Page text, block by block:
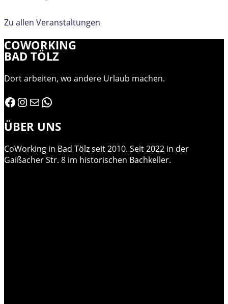
Zu allen Veranstaltungen
COWORKING
BAD TÖLZ
Dort arbeiten, wo andere Urlaub machen.
Facebook
Instagram
E-MailWhatsApp
ÜBER UNS
CoWorking in Bad Tölz seit 2010. Seit 2022 in der
Gaißacher Str. 8 im historischen Bachkeller.